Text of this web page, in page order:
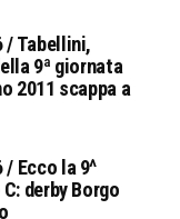
/ Tabellini,
9ª giornata
2011 scappa a
/ Ecco la 9^
derby Borgo